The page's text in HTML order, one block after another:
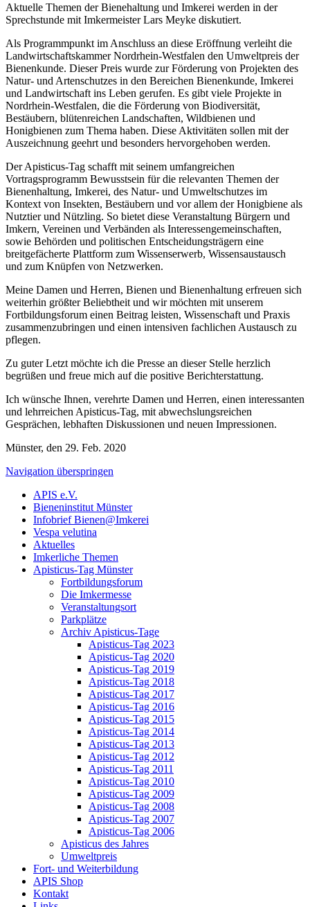
Aktuelle Themen der Bienehaltung und Imkerei werden in der
Sprechstunde mit Imkermeister Lars Meyke diskutiert.
Als Programmpunkt im Anschluss an diese Eröffnung verleiht die
Landwirtschaftskammer Nordrhein-Westfalen den Umweltpreis der
Bienenkunde. Dieser Preis wurde zur Förderung von Projekten des
Natur- und Artenschutzes in den Bereichen Bienenkunde, Imkerei
und Landwirtschaft ins Leben gerufen. Es gibt viele Projekte in
Nordrhein-Westfalen, die die Förderung von Biodiversität,
Bestäubern, blütenreichen Landschaften, Wildbienen und
Honigbienen zum Thema haben. Diese Aktivitäten sollen mit der
Auszeichnung geehrt und besonders hervorgehoben werden.
Der Apisticus-Tag schafft mit seinem umfangreichen
Vortragsprogramm Bewusstsein für die relevanten Themen der
Bienenhaltung, Imkerei, des Natur- und Umweltschutzes im
Kontext von Insekten, Bestäubern und vor allem der Honigbiene als
Nutztier und Nützling. So bietet diese Veranstaltung Bürgern und
Imkern, Vereinen und Verbänden als Interessengemeinschaften,
sowie Behörden und politischen Entscheidungsträgern eine
breitgefächerte Plattform zum Wissenserwerb, Wissensaustausch
und zum Knüpfen von Netzwerken.
Meine Damen und Herren, Bienen und Bienenhaltung erfreuen sich
weiterhin größter Beliebtheit und wir möchten mit unserem
Fortbildungsforum einen Beitrag leisten, Wissenschaft und Praxis
zusammenzubringen und einen intensiven fachlichen Austausch zu
pflegen.
Zu guter Letzt möchte ich die Presse an dieser Stelle herzlich
begrüßen und freue mich auf die positive Berichterstattung.
Ich wünsche Ihnen, verehrte Damen und Herren, einen interessanten
und lehrreichen Apisticus-Tag, mit abwechslungsreichen
Gesprächen, lebhaften Diskussionen und neuen Impressionen.
Münster, den 29. Feb. 2020
Navigation überspringen
APIS e.V.
Bieneninstitut Münster
Infobrief Bienen@Imkerei
Vespa velutina
Aktuelles
Imkerliche Themen
Apisticus-Tag Münster
Fortbildungsforum
Die Imkermesse
Veranstaltungsort
Parkplätze
Archiv Apisticus-Tage
Apisticus-Tag 2023
Apisticus-Tag 2020
Apisticus-Tag 2019
Apisticus-Tag 2018
Apisticus-Tag 2017
Apisticus-Tag 2016
Apisticus-Tag 2015
Apisticus-Tag 2014
Apisticus-Tag 2013
Apisticus-Tag 2012
Apisticus-Tag 2011
Apisticus-Tag 2010
Apisticus-Tag 2009
Apisticus-Tag 2008
Apisticus-Tag 2007
Apisticus-Tag 2006
Apisticus des Jahres
Umweltpreis
Fort- und Weiterbildung
APIS Shop
Kontakt